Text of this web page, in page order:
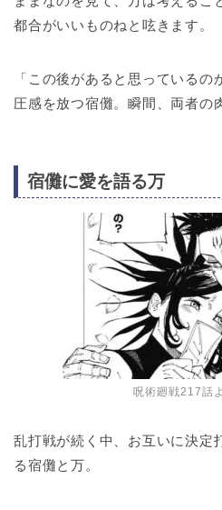
都合がいいものねと呟きます。
「この後があると思っている
圧感を放つ宿儺。瞬間、両者の
宿儺に愛を語る万
呪術廻戦217話
乱打戦が続く中、お互いに決定
る宿儺と万。